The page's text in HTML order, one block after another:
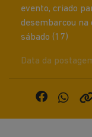
evento, criado
desembarcou
sábado (17)
Data da